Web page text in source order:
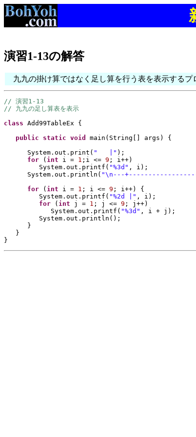
演習1-13の解答
九九の掛け算ではなく足し算を行う表を表示するプ
// 演習1-13
// 九九の足し算表を表示
class Add99TableEx {
public static void main ( String args ) {
System.out.print ( "   |" ) ;
for
( int i = 1 ;i <= 9 ; i++)
System.out.printf ( "%3d" , i ) ;
System.out.println ( "\n---
for
( int i = 1 ; i <= 9 ; i++) {
System.out.printf ( "%2d |" , i ) ;
for
( int j = 1 ; j <= 9 ; j++)
System.out.printf ( "%3d" , i + j ) ;
System.out.println () ;
}
}
}